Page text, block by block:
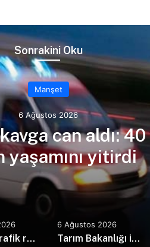
Sonrakini Oku
Manşet
6 Ağustos 2026
can aldı:
yaşamını yitirdi
Haftalık trafik raporu: 73 kaza, 1 ölü, 21 yaralı
6 Ağustos 2026
Tarım Bakanlığı ile İMO’dan Anı Ormanı için iş birliği: Yürüyüş yolları ve sosyal alanlar yapılacak